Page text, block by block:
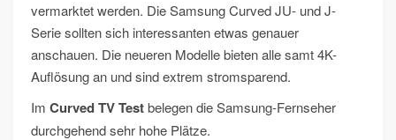
vermarktet werden. Die Samsung Curved JU- und J-
Serie sollten sich interessanten etwas genauer
anschauen. Die neueren Modelle bieten alle samt 4K-
Auflösung an und sind extrem stromsparend.
Im Curved TV Testbelegen die Samsung-Fernseher
durchgehend sehr hohe Plätze.